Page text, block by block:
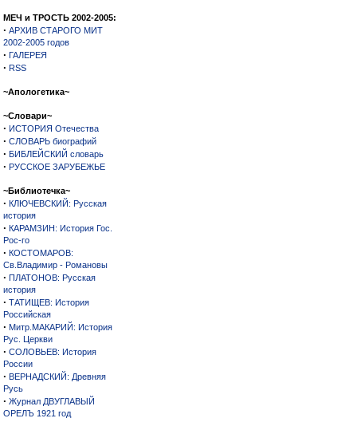
МЕЧ и ТРОСТЬ 2002-2005:
· АРХИВ СТАРОГО МИТ
2002-2005 годов
· ГАЛЕРЕЯ
· RSS
~Апологетика~
~Словари~
· ИСТОРИЯ Отечества
· СЛОВАРЬ биографий
· БИБЛЕЙСКИЙ словарь
· РУССКОЕ ЗАРУБЕЖЬЕ
~Библиотечка~
· КЛЮЧЕВСКИЙ: Русская
история
· КАРАМЗИН: История Гос.
Рос-го
· КОСТОМАРОВ:
Св.Владимир - Романовы
· ПЛАТОНОВ: Русская
история
· ТАТИЩЕВ: История
Российская
· Митр.МАКАРИЙ: История
Рус. Церкви
· СОЛОВЬЕВ: История
России
· ВЕРНАДСКИЙ: Древняя
Русь
· Журнал ДВУГЛАВЫЙ
ОРЕЛЪ 1921 год